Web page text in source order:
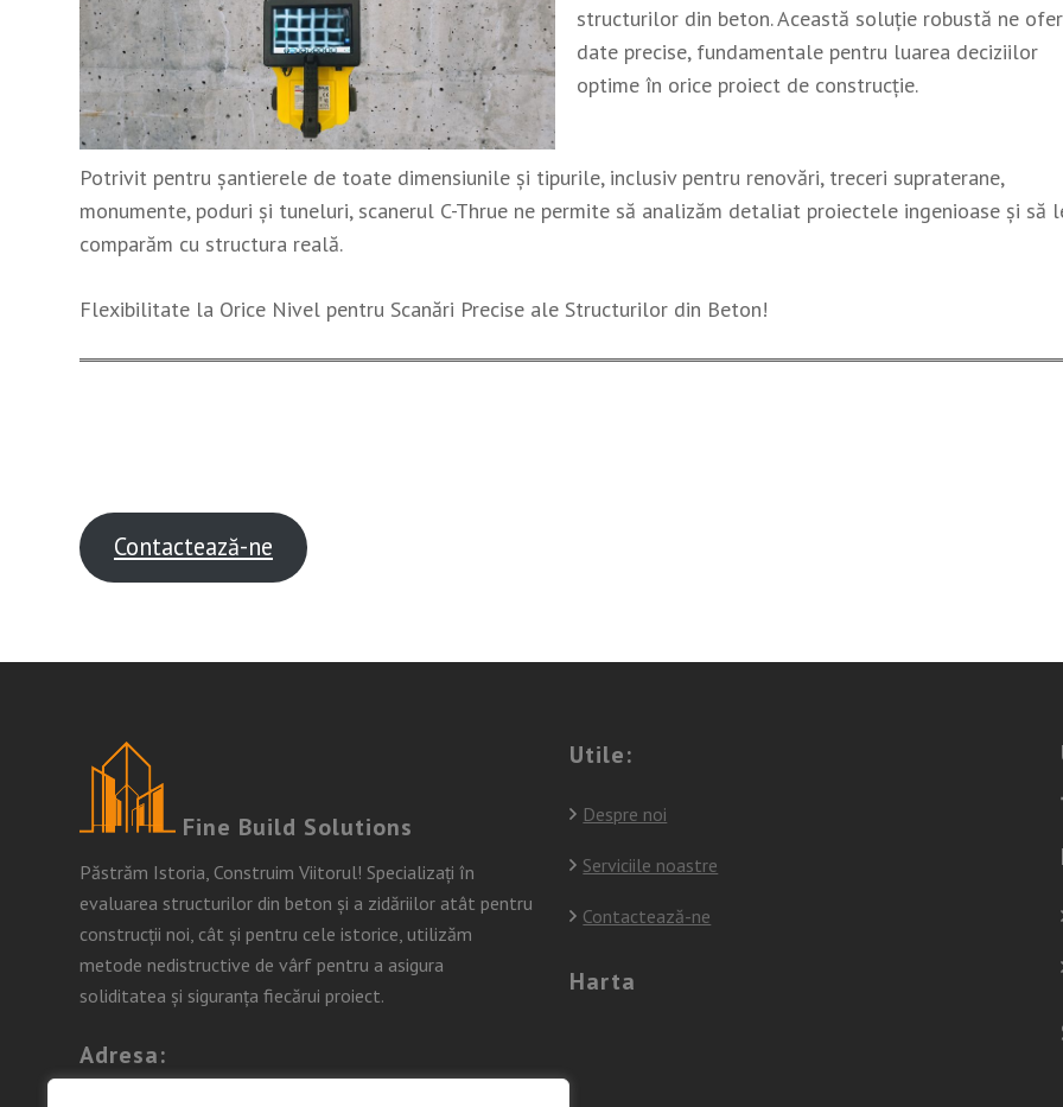
structurilor din beton. Această soluție robustă ne
date precise, fundamentale pentru luarea deciziilor
optime în orice proiect de construcție.
Potrivit pentru șantierele de toate dimensiunile și tipurile, inclusiv pentru renovări, treceri supraterane,
monumente, poduri și tuneluri, scanerul C-Thrue ne permite să analizăm detaliat proiectele ingenioase și să
comparăm cu structura reală.
Flexibilitate la Orice Nivel pentru Scanări Precise ale Structurilor din Beton!
Contactează-ne
Fine Build Solutions
Păstrăm Istoria, Construim Viitorul! Specializați în
evaluarea structurilor din beton și a zidăriilor atât pentru
construcții noi, cât și pentru cele istorice, utilizăm
metode nedistructive de vârf pentru a asigura
soliditatea și siguranța fiecărui proiect.
Adresa:
Utile:
Despre noi
Serviciile noastre
Contactează-ne
Harta